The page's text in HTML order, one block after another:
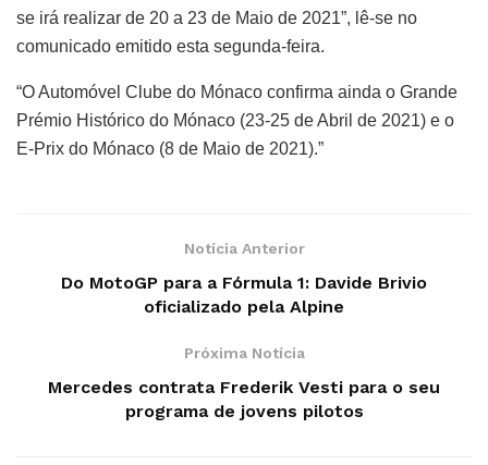
se irá realizar de 20 a 23 de Maio de 2021”, lê-se no
comunicado emitido esta segunda-feira.
“O Automóvel Clube do Mónaco confirma ainda o Grande
Prémio Histórico do Mónaco (23-25 de Abril de 2021) e o
E-Prix do Mónaco (8 de Maio de 2021).”
Notícia Anterior
Do MotoGP para a Fórmula 1: Davide Brivio
oficializado pela Alpine
Próxima Notícia
Mercedes contrata Frederik Vesti para o seu
programa de jovens pilotos